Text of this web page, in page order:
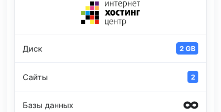
Диск 2 GB
Сайты 2
Базы данных